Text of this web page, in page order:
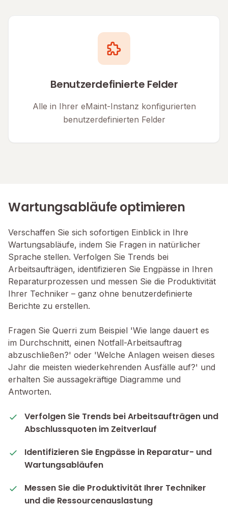
Benutzerdefinierte Felder
Alle in Ihrer eMaint-Instanz konfigurierten
benutzerdefinierten Felder
Wartungsabläufe optimieren
Verschaffen Sie sich sofortigen Einblick in Ihre
Wartungsabläufe, indem Sie Fragen in natürlicher
Sprache stellen. Verfolgen Sie Trends bei
Arbeitsaufträgen, identifizieren Sie Engpässe in Ihren
Reparaturprozessen und messen Sie die Produktivität
Ihrer Techniker – ganz ohne benutzerdefinierte
Berichte zu erstellen.
Fragen Sie Querri zum Beispiel 'Wie lange dauert es
im Durchschnitt, einen Notfall-Arbeitsauftrag
abzuschließen?' oder 'Welche Anlagen weisen dieses
Jahr die meisten wiederkehrenden Ausfälle auf?' und
erhalten Sie aussagekräftige Diagramme und
Antworten.
Verfolgen Sie Trends bei Arbeitsaufträgen und
Abschlussquoten im Zeitverlauf
Identifizieren Sie Engpässe in Reparatur- und
Wartungsabläufen
Messen Sie die Produktivität Ihrer Techniker
und die Ressourcenauslastung